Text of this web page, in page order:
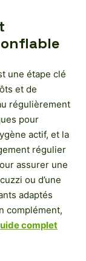
une étape clé
et de
régulièrement
pour
actif, et la
régulier
assurer une
ou d’une
adaptés
complément,
complet